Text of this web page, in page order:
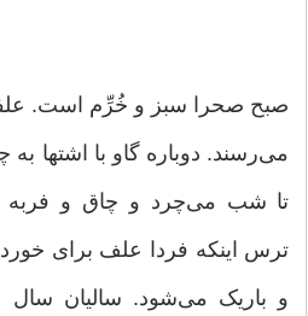
صبح صحرا سبز و خُرِّم است.
می‌رسند. دوباره گاو با اشتها
تا شب می‌چرد و چاق و فربه
ترس اینکه فردا علف برای
و باریک می‌شود. سالیان